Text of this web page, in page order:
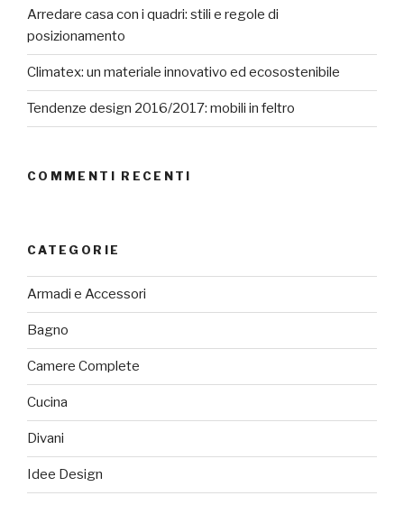
Arredare casa con i quadri: stili e regole di
posizionamento
Climatex: un materiale innovativo ed ecosostenibile
Tendenze design 2016/2017: mobili in feltro
COMMENTI RECENTI
CATEGORIE
Armadi e Accessori
Bagno
Camere Complete
Cucina
Divani
Idee Design